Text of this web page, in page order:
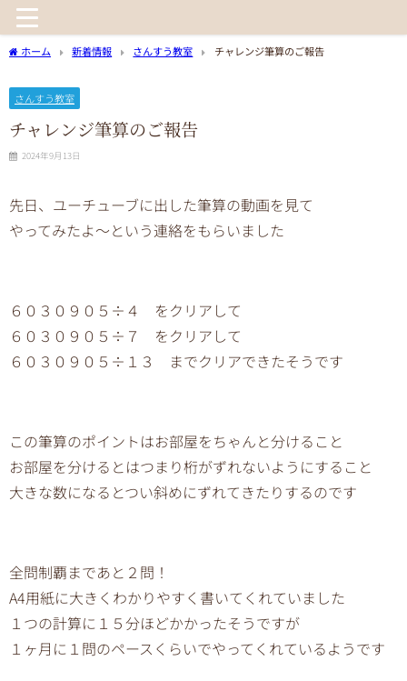
ホーム 新着情報 さんすう教室 チャレンジ筆算のご報告
さんすう教室
チャレンジ筆算のご報告
2024年9月13日
先日、ユーチューブに出した筆算の動画を見て
やってみたよ〜という連絡をもらいました
６０３０９０５÷４ をクリアして
６０３０９０５÷７ をクリアして
６０３０９０５÷１３ までクリアできたそうです
この筆算のポイントはお部屋をちゃんと分けること
お部屋を分けるとはつまり桁がずれないようにすること
大きな数になるとつい斜めにずれてきたりするのです
全問制覇まであと２問！
A4用紙に大きくわかりやすく書いてくれていました
１つの計算に１５分ほどかかったそうですが
１ヶ月に１問のペースくらいでやってくれているようです